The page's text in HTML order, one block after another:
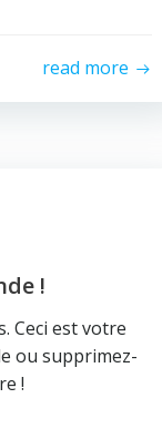
read more
!
Ceci est votre
ou supprimez-
!